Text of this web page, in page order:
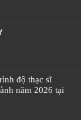
độ thạc sĩ
năm 2026 tại